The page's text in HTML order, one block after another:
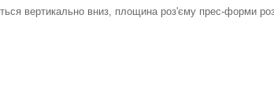
вертикально вниз, площина роз'єму прес-форми